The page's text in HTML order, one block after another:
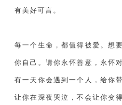
有美好可言。
每一个生命，都值得被爱。想
你自己。请你永怀善意，永怀
有一天你会遇到一个人，给你
让你在深夜哭泣，不会让你变